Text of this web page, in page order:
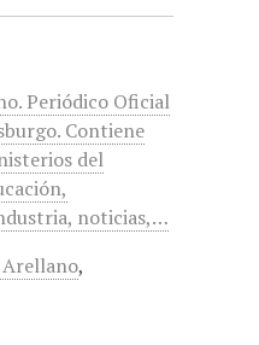
Periódico Oficial
Contiene
del
noticias,…
,